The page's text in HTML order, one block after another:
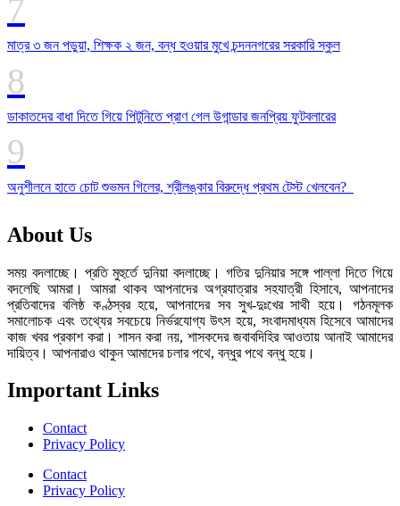
মাত্র ৩ জন পড়ুয়া, শিক্ষক ২ জন, বন্ধ হওয়ার মুখে চন্দননগরের সরকারি স্কুল
ডাকাতদের বাধা দিতে গিয়ে পিটুনিতে প্রাণ গেল উগান্ডার জনপ্রিয় ফুটবলারের
অনুশীলনে হাতে চোট শুভমন গিলের, শ্রীলঙ্কার বিরুদ্ধে প্রথম টেস্ট খেলবেন?
About Us
সময় বদলাচ্ছে। প্রতি মুহুর্তে দুনিয়া বদলাচ্ছে। গতির দুনিয়ার সঙ্গে পাল্লা দিতে গিয়ে
বদলেছি আমরা। আমরা থাকব আপনাদের অগ্রযাত্রার সহযাত্রী হিসাবে, আপনাদের
প্রতিবাদের বলিষ্ঠ কণ্ঠস্বর হয়ে, আপনাদের সব সুখ-দুঃখের সাথী হয়ে। গঠনমূলক
সমালোচক এবং তথ্যের সবচেয়ে নির্ভরযোগ্য উ‍ৎস হয়ে, সংবাদমাধ্যম হিসেবে আমাদের
কাজ খবর প্রকাশ করা। শাসন করা নয়, শাসকদের জবাবদিহির আওতায় আনাই আমাদের
দায়িত্ব। আপনারাও থাকুন আমাদের চলার পথে, বন্ধুর পথে বন্ধু হয়ে।
Important Links
Contact
Privacy Policy
Contact
Privacy Policy